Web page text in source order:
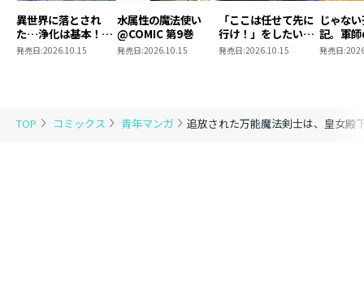
TOP コミックス 青年マンガ 追放された万能魔法剣士は、皇女殿
異世界に落とされ
た…浄化は基本！
@COMIC 第7巻
発売日:2026.10.15
水属性の魔法使い
@COMIC 第9巻
発売日:2026.10.15
「ここは任せて先に
行け！」をしたい死
にたがりの望まぬ宇
発売日:2026.10.15
じゃな
記。軍
われま
発売日: